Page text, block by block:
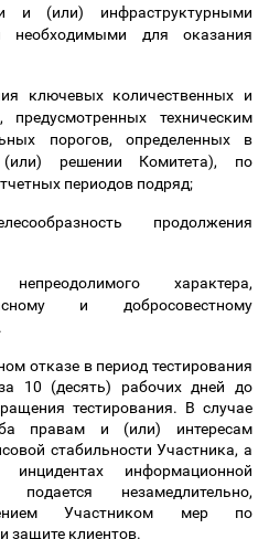
и (или) инфраструктурными
необходимыми для оказания
ключевых количественных и
предусмотренных техническим
порогов, определенных в
решении Комитета), по
периодов подряд;
продолжения
характера,
и добросовестному
отказе в период тестирования
10 (десять) рабочих дней до
тестирования. В случае
правам и (или) интересам
стабильности Участника, а
информационной
подается незамедлительно,
Участником мер по
защите клиентов.